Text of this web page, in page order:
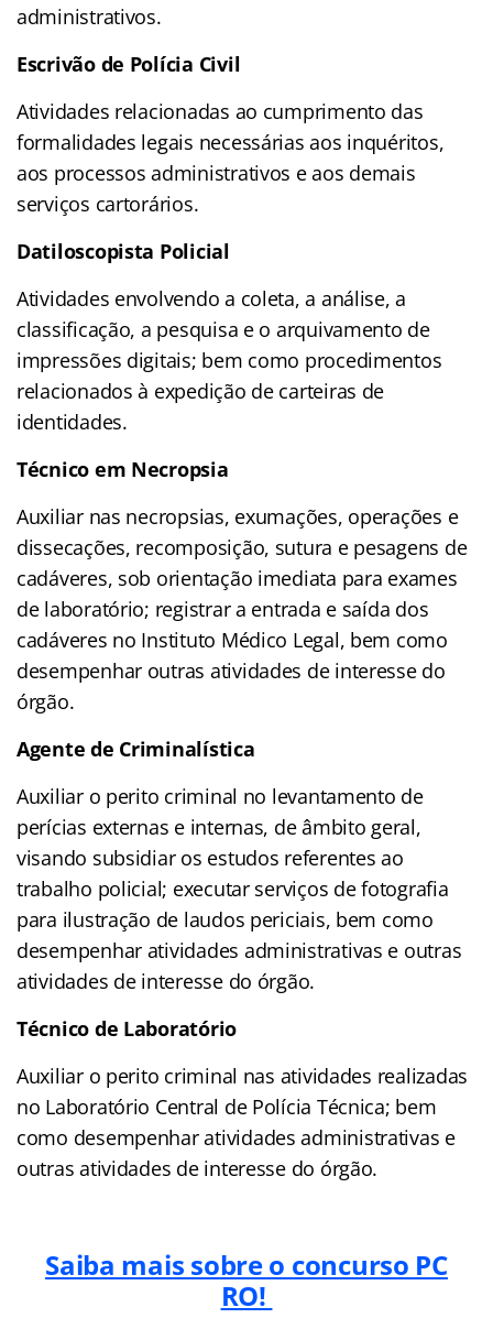
administrativos.
Escrivão de Polícia Civil
Atividades relacionadas ao cumprimento das
formalidades legais necessárias aos inquéritos,
aos processos administrativos e aos demais
serviços cartorários.
Datiloscopista Policial
Atividades envolvendo a coleta, a análise, a
classificação, a pesquisa e o arquivamento de
impressões digitais; bem como procedimentos
relacionados à expedição de carteiras de
identidades.
Técnico em Necropsia
Auxiliar nas necropsias, exumações, operações e
dissecações, recomposição, sutura e pesagens de
cadáveres, sob orientação imediata para exames
de laboratório; registrar a entrada e saída dos
cadáveres no Instituto Médico Legal, bem como
desempenhar outras atividades de interesse do
órgão.
Agente de Criminalística
Auxiliar o perito criminal no levantamento de
perícias externas e internas, de âmbito geral,
visando subsidiar os estudos referentes ao
trabalho policial; executar serviços de fotografia
para ilustração de laudos periciais, bem como
desempenhar atividades administrativas e outras
atividades de interesse do órgão.
Técnico de Laboratório
Auxiliar o perito criminal nas atividades realizadas
no Laboratório Central de Polícia Técnica; bem
como desempenhar atividades administrativas e
outras atividades de interesse do órgão.
Saiba mais sobre o concurso PC
RO!